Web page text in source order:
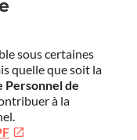
sous certaines
quelle que soit la
Personnel de
à la